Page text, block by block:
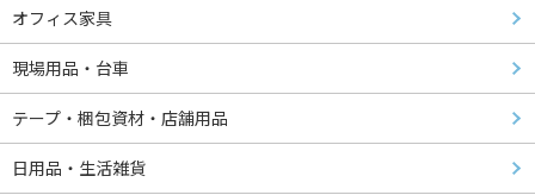
オフィス家具
現場用品・台車
テープ・梱包資材・店舗用品
日用品・生活雑貨